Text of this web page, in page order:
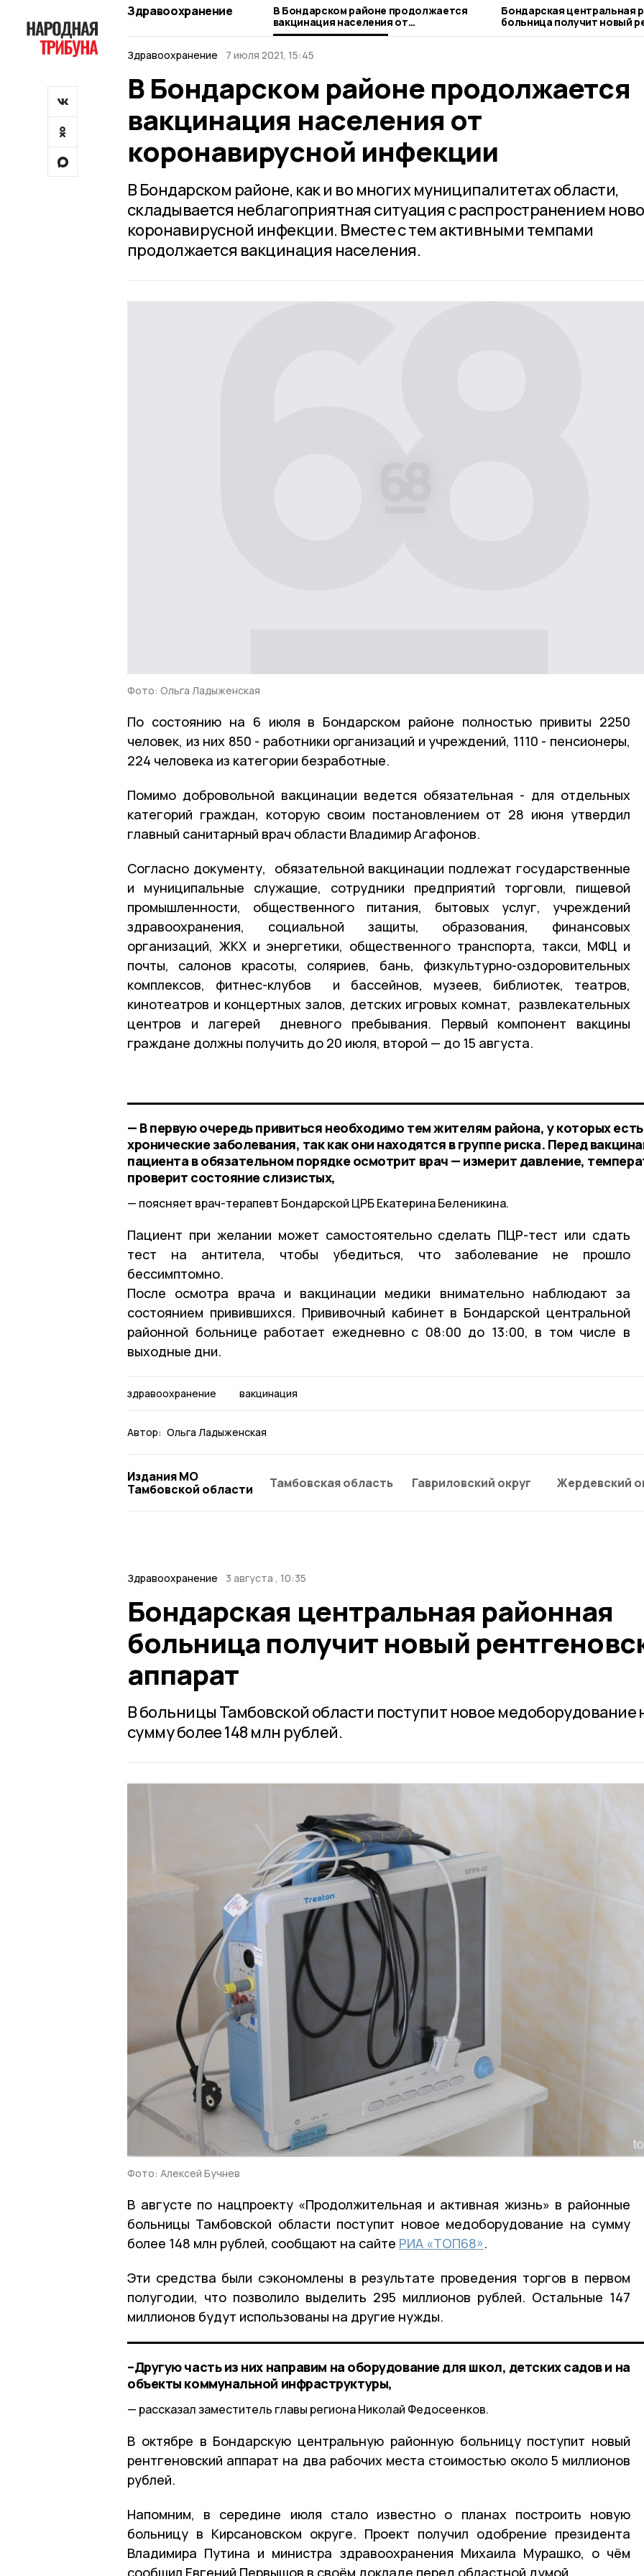
Здравоохранение
В Бондарском районе продолжается
вакцинация населения от
коронавирусной инфекции
Бондарская центральная
больница получит новый
аппарат
Здравоохранение
7 июля 2021, 15:45
В Бондарском районе продолжается
вакцинация населения от
коронавирусной инфекции
В Бондарском районе, как и во многих муниципалитетах области,
складывается неблагоприятная ситуация с распространением
коронавирусной инфекции. Вместе с тем активными темпами
продолжается вакцинация населения.
Фото: Ольга Ладыженская
По состоянию на 6 июля в Бондарском районе полностью привиты 2250
человек, из них 850 - работники организаций и учреждений, 1110 - пенсионеры,
224 человека из категории безработные.
Помимо добровольной вакцинации ведется обязательная - для отдельных
категорий граждан, которую своим постановлением от 28 июня утвердил
главный санитарный врач области Владимир Агафонов.
Согласно документу, обязательной вакцинации подлежат государственные
и муниципальные служащие, сотрудники предприятий торговли, пищевой
промышленности, общественного питания, бытовых услуг, учреждений
здравоохранения, социальной защиты, образования, финансовых
организаций, ЖКХ и энергетики, общественного транспорта, такси, МФЦ и
почты, салонов красоты, соляриев, бань, физкультурно-оздоровительных
комплексов, фитнес-клубов и бассейнов, музеев, библиотек, театров,
кинотеатров и концертных залов, детских игровых комнат, развлекательных
центров и лагерей дневного пребывания. Первый компонент вакцины
граждане должны получить до 20 июля, второй — до 15 августа.
— В первую очередь привиться необходимо тем жителям района, у которых есть
хронические заболевания, так как они находятся в группе риска. Перед
пациента в обязательном порядке осмотрит врач — измерит давление,
проверит состояние слизистых,
поясняет врач-терапевт Бондарской ЦРБ Екатерина Беленикина.
Пациент при желании может самостоятельно сделать ПЦР-тест или сдать
тест на антитела, чтобы убедиться, что заболевание не прошло
бессимптомно.
После осмотра врача и вакцинации медики внимательно наблюдают за
состоянием привившихся. Прививочный кабинет в Бондарской центральной
районной больнице работает ежедневно с 08:00 до 13:00, в том числе в
выходные дни.
здравоохранение вакцинация
Автор: Ольга Ладыженская
Издания МО
Тамбовской области
Тамбовская область Гавриловский округ Жердевский
Здравоохранение 3 августа , 10:35
Бондарская центральная районная
больница получит новый
аппарат
В больницы Тамбовской области поступит новое медоборудование
сумму более 148 млн рублей.
Фото: Алексей Бучнев
В августе по нацпроекту «Продолжительная и активная жизнь» в районные
больницы Тамбовской области поступит новое медоборудование на сумму
более 148 млн рублей, сообщают на сайте РИА «ТОП68».
Эти средства были сэкономлены в результате проведения торгов в первом
полугодии, что позволило выделить 295 миллионов рублей. Остальные 147
миллионов будут использованы на другие нужды.
–Другую часть из них направим на оборудование для школ, детских садов и на
объекты коммунальной инфраструктуры,
рассказал заместитель главы региона Николай Федосеенков.
В октябре в Бондарскую центральную районную больницу поступит новый
рентгеновский аппарат на два рабочих места стоимостью около 5 миллионов
рублей.
Напомним, в середине июля стало известно о планах построить новую
больницу в Кирсановском округе. Проект получил одобрение президента
Владимира Путина и министра здравоохранения Михаила Мурашко, о чём
сообщил Евгений Первышов в своём докладе перед областной думой.